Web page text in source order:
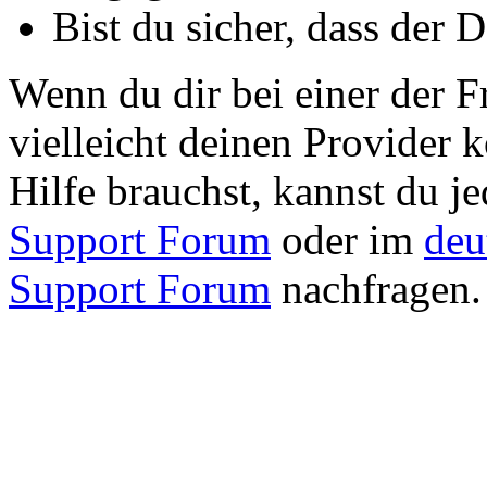
Bist du sicher, dass der
Wenn du dir bei einer der
vielleicht deinen Provider
Hilfe brauchst, kannst du
Support Forum oder im
Support Forum nachfragen.